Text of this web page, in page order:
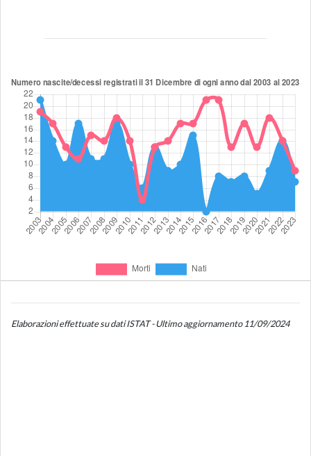
Elaborazioni effettuate su dati ISTAT - Ultimo aggiornamento 11/09/2024